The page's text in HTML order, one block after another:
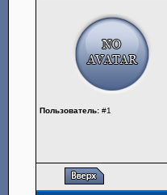
Пользователь: #1